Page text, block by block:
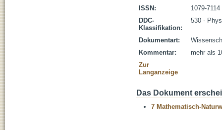
ISSN:
1079-7114
DDC-
Klassifikation:
530 -
Dokumentart:
Kommentar:
mehr als
Zur
Langanzeige
Das Dokument
7 Mathematisch-